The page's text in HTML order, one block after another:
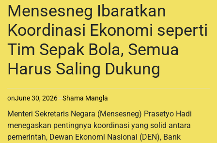
T
E
N
Mensesneg Ibaratkan
Koordinasi Ekonomi seperti
Tim Sepak Bola, Semua
Harus Saling Dukung
onJune 30, 2026 Shama Mangla
Menteri Sekretaris Negara (Mensesneg) Prasetyo Hadi
menegaskan pentingnya koordinasi yang solid antara
pemerintah, Dewan Ekonomi Nasional (DEN), Bank